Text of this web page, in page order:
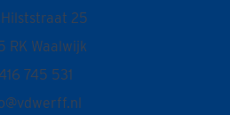
25
RK Waalwijk
745 531